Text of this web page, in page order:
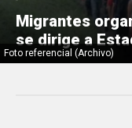
Foto referencial (Archivo)
Migrantes
se dirige a